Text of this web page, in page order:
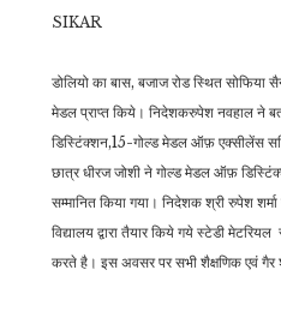
SIKAR
डोलियो का बास, बजाज रोड स्थित सोफिया
मेडल प्राप्त किये। निदेशकरुपेश नवहाल ने
डिस्टिंक्शन,15-गोल्ड मेडल ऑफ़ एक्सीलेंस
छात्र धीरज जोशी ने गोल्ड मेडल ऑफ़
सम्मानित किया गया। निदेशक श्री रुपेश शर्मा
विद्यालय द्वारा तैयार किये गये स्टेडी
करते है। इस अवसर पर सभी शैक्षणिक एवं गैर